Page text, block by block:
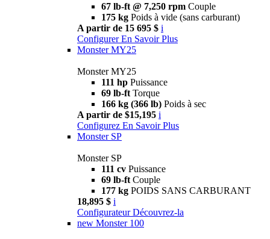
67 lb-ft @ 7,250 rpm Couple
175 kg Poids à vide (sans carburant)
A partir de 15 695 $ i
Configurer En Savoir Plus
Monster MY25
Monster MY25
111 hp Puissance
69 lb-ft Torque
166 kg (366 lb) Poids à sec
A partir de $15,195 i
Configurez En Savoir Plus
Monster SP
Monster SP
111 cv Puissance
69 lb-ft Couple
177 kg POIDS SANS CARBURANT
18,895 $ i
Configurateur Découvrez-la
new Monster 100